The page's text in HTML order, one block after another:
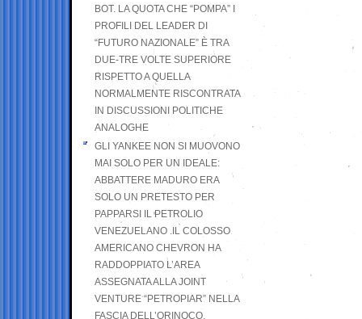
BOT. LA QUOTA CHE “POMPA” I
PROFILI DEL LEADER DI
“FUTURO NAZIONALE” È TRA
DUE-TRE VOLTE SUPERIORE
RISPETTO A QUELLA
NORMALMENTE RISCONTRATA
IN DISCUSSIONI POLITICHE
ANALOGHE
GLI YANKEE NON SI MUOVONO
MAI SOLO PER UN IDEALE:
ABBATTERE MADURO ERA
SOLO UN PRETESTO PER
PAPPARSI IL PETROLIO
VENEZUELANO .IL COLOSSO
AMERICANO CHEVRON HA
RADDOPPIATO L’AREA
ASSEGNATA ALLA JOINT
VENTURE “PETROPIAR” NELLA
FASCIA DELL’ORINOCO,